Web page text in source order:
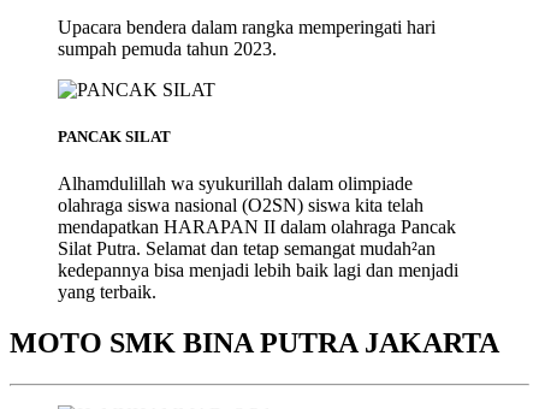
Upacara bendera dalam rangka memperingati hari
sumpah pemuda tahun 2023.
PANCAK SILAT
Alhamdulillah wa syukurillah dalam olimpiade
olahraga siswa nasional (O2SN) siswa kita telah
mendapatkan HARAPAN II dalam olahraga Pancak
Silat Putra. Selamat dan tetap semangat mudah²an
kedepannya bisa menjadi lebih baik lagi dan menjadi
yang terbaik.
MOTO SMK BINA PUTRA JAKARTA